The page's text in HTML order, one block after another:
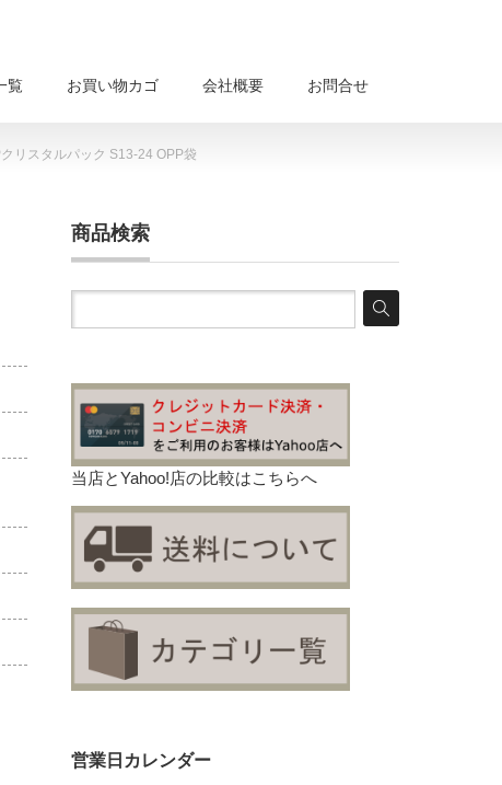
覧 お買い物カゴ 会社概要 お問合せ
リスタルパック S13-24 OPP袋
商品検索
当店とYahoo!店の比較はこちらへ
営業日カレンダー